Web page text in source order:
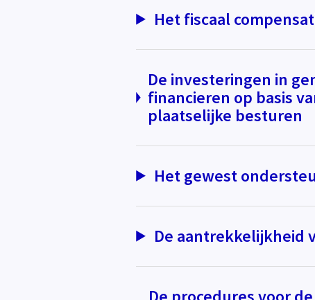
Het fiscaal
De investeringen in
financieren op basis
plaatselijke besturen
Het gewest
De aantrekkelijkheid